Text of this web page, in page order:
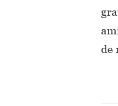
de